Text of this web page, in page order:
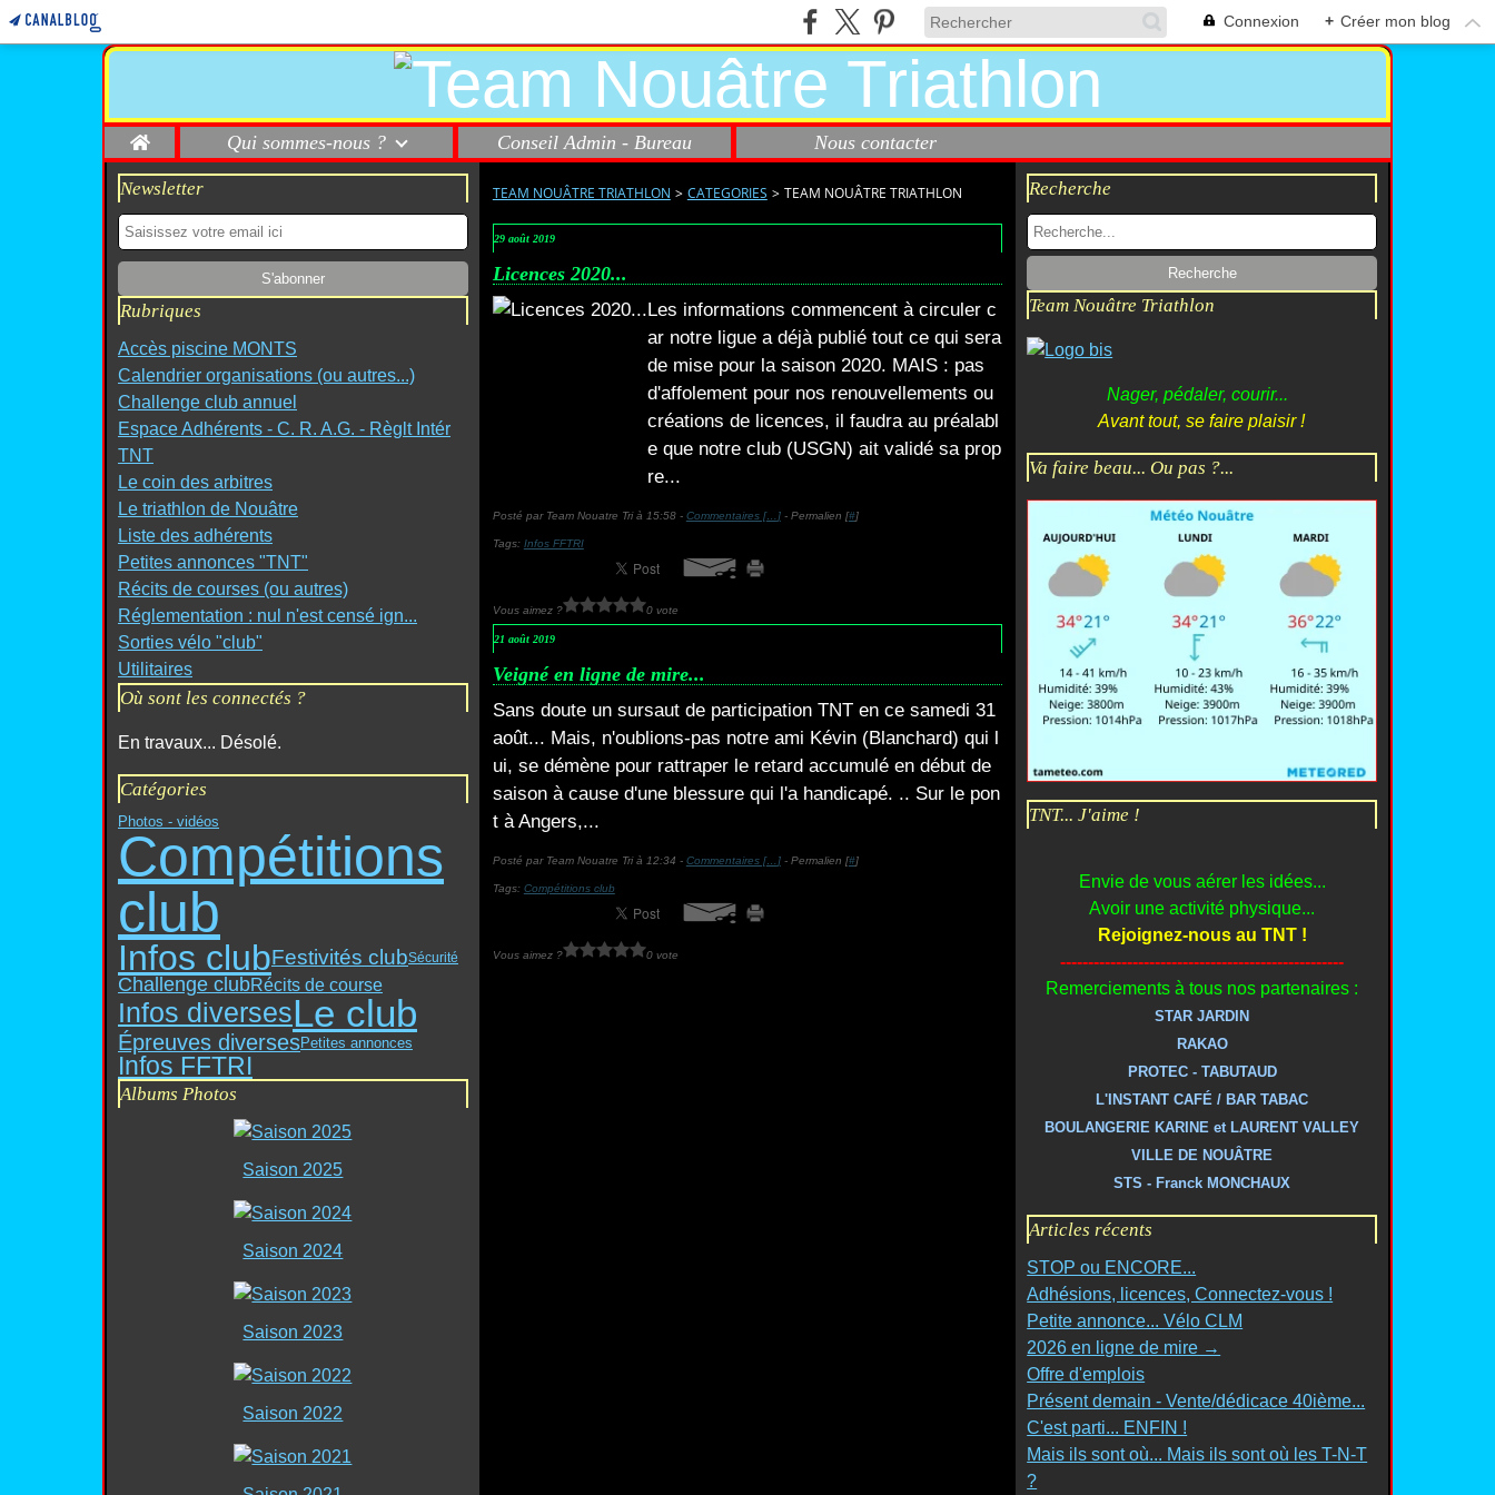
Connexion + Créer mon blog
Home Qui sommes-nous ? Conseil Admin - Bureau Nous contacter
Newsletter
Rubriques
Accès piscine MONTS
Calendrier organisations (ou autres...)
Challenge club annuel
Espace Adhérents - C. R. A.G. - Règlt Intér
TNT
Le coin des arbitres
Le triathlon de Nouâtre
Liste des adhérents
Petites annonces "TNT"
Récits de courses (ou autres)
Réglementation : nul n'est censé ign...
Sorties vélo "club"
Utilitaires
Où sont les connectés ?
En travaux... Désolé.
Catégories
Photos - vidéos
Compétitions
club
Infos clubFestivités clubSécurité
Challenge clubRécits de course
Infos diversesLe club
Épreuves diversesPetites annonces
Infos FFTRI
Albums Photos
Saison 2025
Saison 2024
Saison 2023
Saison 2022
TEAM NOUÂTRE TRIATHLON > CATEGORIES > TEAM NOUÂTRE TRIATHLON
29 août 2019
Licences 2020...
Les informations commencent à circuler c
ar notre ligue a déjà publié tout ce qui sera
de mise pour la saison 2020. MAIS : pas
d'affolement pour nos renouvellements ou
créations de licences, il faudra au préalabl
e que notre club (USGN) ait validé sa prop
re...
Posté par Team Nouatre Tri à 15:58 - Commentaires [… ]- Permalien [#]
Tags: Infos FFTRI
Vous aimez ? 0 vote
21 août 2019
Veigné en ligne de mire...
Sans doute un sursaut de participation TNT en ce samedi 31
août... Mais, n'oublions-pas notre ami Kévin (Blanchard) qui l
ui, se démène pour rattraper le retard accumulé en début de
saison à cause d'une blessure qui l'a handicapé. .. Sur le pon
t à Angers,...
Posté par Team Nouatre Tri à 12:34 - Commentaires [… ]- Permalien [#]
Tags: Compétitions club
Vous aimez ? 0 vote
Recherche
Team Nouâtre Triathlon
Nager, pédaler, courir...
Avant tout, se faire plaisir !
Va faire beau... Ou pas ?...
TNT... J'aime !
Envie de vous aérer les idées...
Avoir une activité physique...
Rejoignez-nous au TNT !
---------------------------------------------------
Remerciements à tous nos partenaires :
STAR JARDIN
RAKAO
PROTEC - TABUTAUD
L'INSTANT CAFÉ / BAR TABAC
BOULANGERIE KARINE et LAURENT VALLEY
VILLE DE NOUÂTRE
STS - Franck MONCHAUX
Articles récents
STOP ou ENCORE...
Adhésions, licences, Connectez-vous !
Petite annonce... Vélo CLM
2026 en ligne de mire →
Offre d'emplois
Présent demain - Vente/dédicace 40ième...
C'est parti... ENFIN !
Mais ils sont où... Mais ils sont où les T-N-T
?